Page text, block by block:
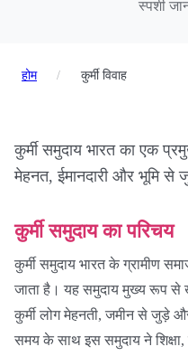
स्पर्शी
होम / कुर्मी विवाह
कुर्मी समुदाय भारत का एक
मेहनत, ईमानदारी और भूमि से
कुर्मी समुदाय का परिचय
कुर्मी समुदाय भारत के ग्रामीण
जाता है। यह समुदाय मुख्य रूप से
कुर्मी लोग मेहनती, जमीन से जुड़े
समय के साथ इस समुदाय ने